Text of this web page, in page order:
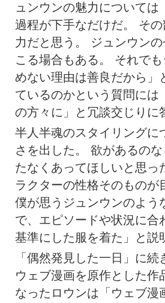
ュンウンの魅力については
過程が下手なだけだ。 そ
力だと思う。 ジュンウン
こる場合もある。 それで
めない理由は善良だから」
ているのかという質問には
の方々に」と冗談交じりに
半人半魂のスタイリングに
さを出した。 欲があるの
たなくあってほしいと思っ
ラクターの性格そのものが
僕が思うジュンウンのよう
で、エピソードや状況に合
基準にした服を着た」と説
「偶然発見した一日」に
ウェブ漫画を原作とした作
なったロウンは「ウェブ漫